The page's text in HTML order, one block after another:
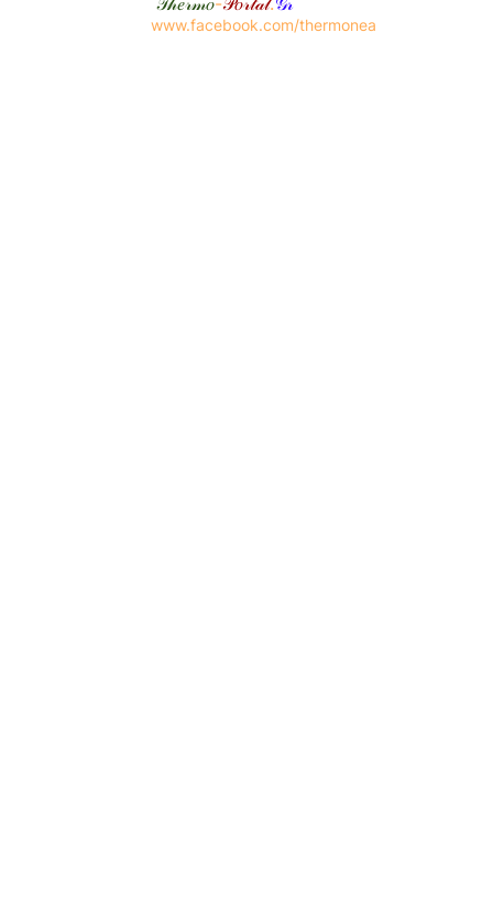
www.facebook.com/thermonea